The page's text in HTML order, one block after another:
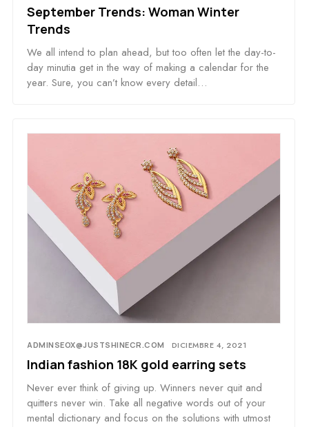
September Trends: Woman Winter
Trends
We all intend to plan ahead, but too often let the day-to-
day minutia get in the way of making a calendar for the
year. Sure, you can’t know every detail…
ADMINSEOX@JUSTSHINECR.COM DICIEMBRE 4, 2021
Indian fashion 18K gold earring sets
Never ever think of giving up. Winners never quit and
quitters never win. Take all negative words out of your
mental dictionary and focus on the solutions with utmost